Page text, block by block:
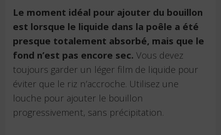
Le moment idéal pour ajouter du bouillon
est lorsque le liquide dans la poêle a été
presque totalement absorbé, mais que le
fond n’est pas encore sec. Vous devez
toujours garder un léger film de liquide pour
éviter que le riz n’accroche. Utilisez une
louche pour ajouter le bouillon
progressivement, sans précipitation.